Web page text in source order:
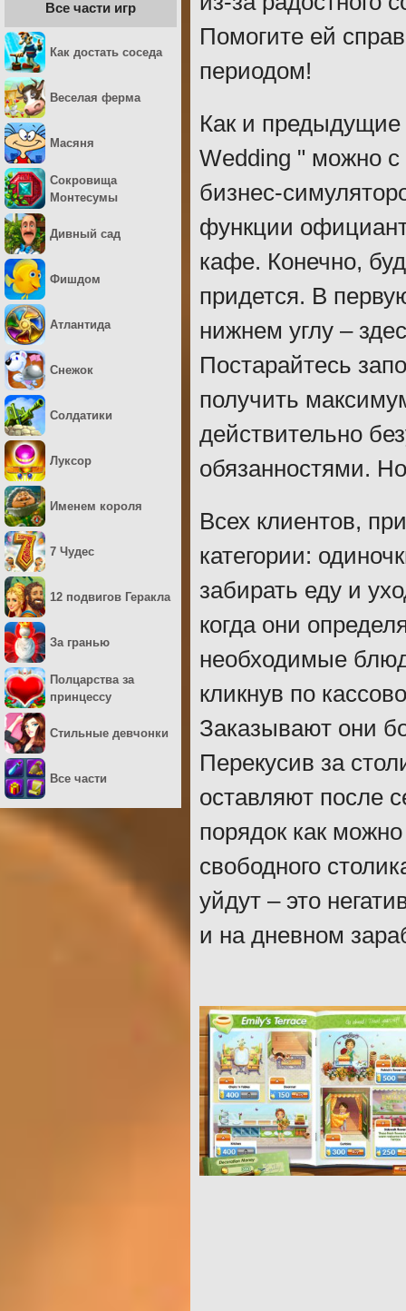
Помогите ей
периодом!
Как и
Wedding " можно с
бизнес-
функции
кафе. Конечно,
придется. В
нижнем углу –
Постарайтесь
получить
действительно
обязанностями.
Всех клиентов,
категории:
забирать еду и
когда они
необходимые
кликнув по
Заказывают они
Перекусив за
оставляют после
порядок как
свободного
уйдут – это
и на дневном
Все части игр
Как достать соседа
Веселая ферма
Масяня
Сокровища
Монтесумы
Дивный сад
Фишдом
Атлантида
Снежок
Солдатики
Луксор
Именем короля
7 Чудес
12 подвигов Геракла
За гранью
Полцарства за
принцессу
Стильные девчонки
Все части